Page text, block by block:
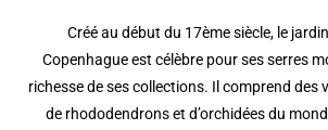
Créé au début du 17ème siècle, le
Copenhague est célèbre pour ses serres
richesse de ses collections. Il comprend des
de rhododendrons et d’orchidées du